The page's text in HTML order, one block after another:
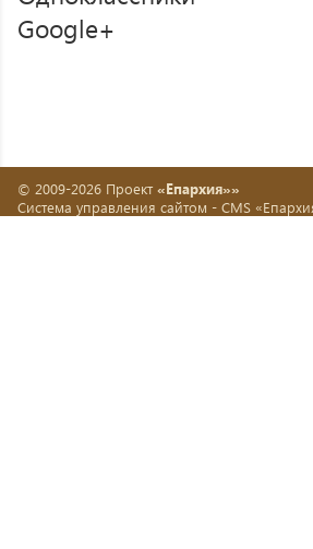
Google+
© 2009-2026 Проект «Епархия»»
Система управления сайтом - CMS